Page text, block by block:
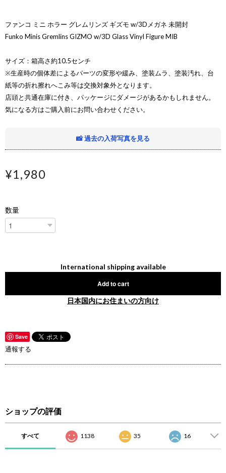
ファンコ ミニ ホラー グレムリンズ ギズモ w/3Dメガネ 未開封
Funko Minis Gremlins GIZMO w/3D Glass Vinyl Figure MIB
サイズ：箱高さ約10.5センチ
※生産時の個体差によるパーツの変形や緩み、塗装ムラ、塗装汚れ、台
紙等の折れ擦れへこみ等は交換対象外となります。
店頭と共通在庫に付き、パッケージにダメージがあるかもしれません。
気になる方はご購入前にお問い合わせください。
📸 過去の入荷写真を見る
¥1,980
数量
International shipping available
Add to cart
日本国内にお住まいの方向け
Save
通報する
ショップの評価
すべて 1138 35 16